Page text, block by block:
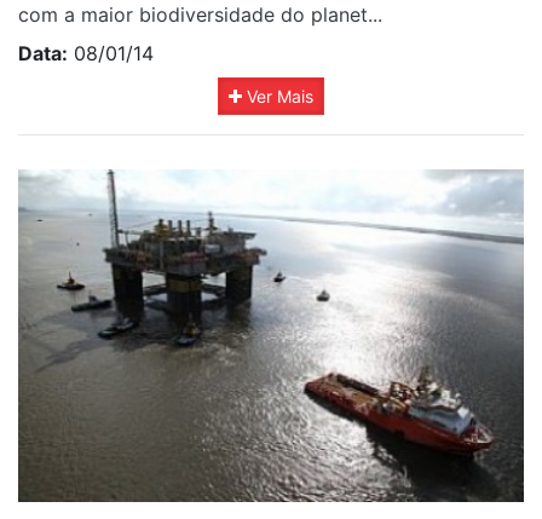
com a maior biodiversidade do planet...
Data: 08/01/14
Ver Mais